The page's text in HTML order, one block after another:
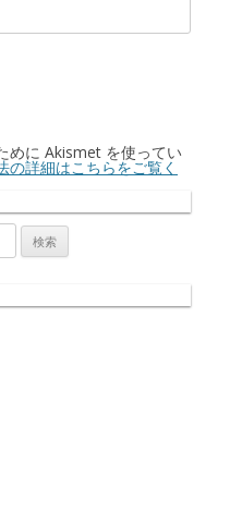
めに Akismet を使ってい
の詳細はこちらをご覧く